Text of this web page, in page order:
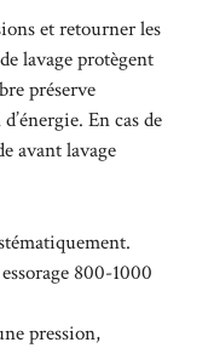
et retourner les
lavage protègent
préserve
En cas de
avant lavage
800-1000
pression,